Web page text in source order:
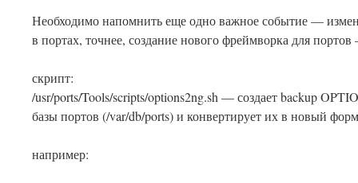
Необходимо напомнить еще одно важное событие —
в портах, точнее, создание нового фреймворка для
скрипт:
/usr/ports/Tools/scripts/options2ng.sh — создает backup
базы портов (/var/db/ports) и конвертирует их в новый
например: